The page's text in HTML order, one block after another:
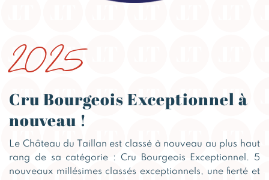
2025
Cru Bourgeois Exceptionnel à
nouveau !
Le Château du Taillan est classé à nouveau au plus haut
rang de sa catégorie : Cru Bourgeois Exceptionnel. 5
nouveaux millésimes classés exceptionnels, une fierté et